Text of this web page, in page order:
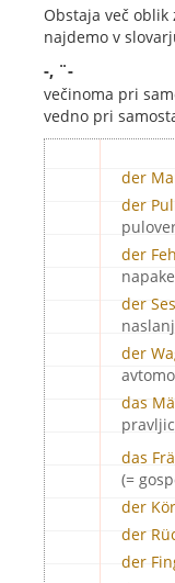
Obstaja več
najdemo v
-, ¨-
večinoma pri
vedno pri
der
der
der
der
der
das
das
(=
der
der
der